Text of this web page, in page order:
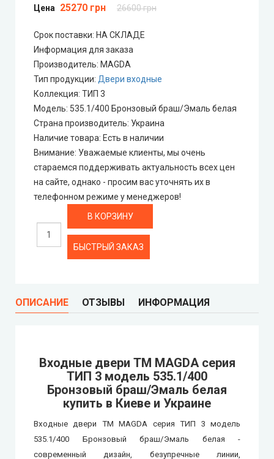
Цена 25270 грн 26600 грн
Срок поставки: НА СКЛАДЕ
Информация для заказа
Производитель: MAGDA
Тип продукции: Двери входные
Коллекция: ТИП 3
Модель: 535.1/400 Бронзовый браш/Эмаль белая
Страна производитель: Украина
Наличие товара: Есть в наличии
Внимание: Уважаемые клиенты, мы очень
стараемся поддерживать актуальность всех цен
на сайте, однако - просим вас уточнять их в
телефонном режиме у менеджеров!
БЫСТРЫЙ ЗАКАЗ
ОПИСАНИЕ ОТЗЫВЫ ИНФОРМАЦИЯ
Входные двери ТМ MAGDA серия
ТИП 3 модель 535.1/400
Бронзовый браш/Эмаль белая
купить в Киеве и Украине
Входные двери ТМ MAGDA серия ТИП 3 модель
535.1/400 Бронзовый браш/Эмаль белая -
современный дизайн, безупречные линии,